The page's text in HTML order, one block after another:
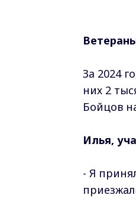
За 2024
них 2
Бойцов
Илья,
- Я